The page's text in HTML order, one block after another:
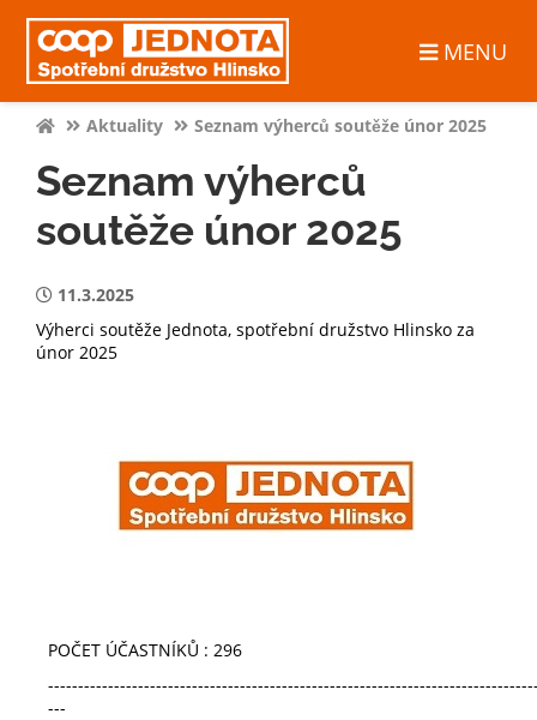
MENU
Aktuality Seznam výherců soutěže únor 2025
Seznam výherců
soutěže únor 2025
11.3.2025
Výherci soutěže Jednota, spotřební družstvo Hlinsko za
únor 2025
POČET ÚČASTNÍKŮ : 296
---